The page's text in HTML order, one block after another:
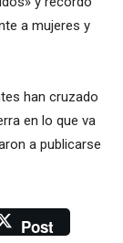
a mujeres y
han cruzado
en lo que va
a publicarse
Post